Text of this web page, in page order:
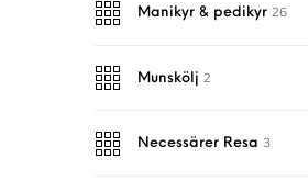
Manikyr & pedikyr 26
Munskölj 2
Necessärer Resa 3